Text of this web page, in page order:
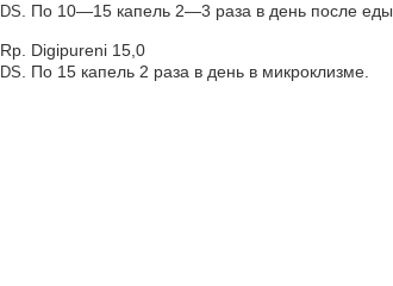
DS . По 10—15 капель 2—3 раза в день после еды.
Rp. Digipureni 15,0
DS . По 15 капель 2 раза в день в микроклизме.